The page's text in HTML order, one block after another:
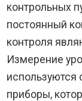
контрольных
постоянный
контроля
Измерение
используются
приборы,